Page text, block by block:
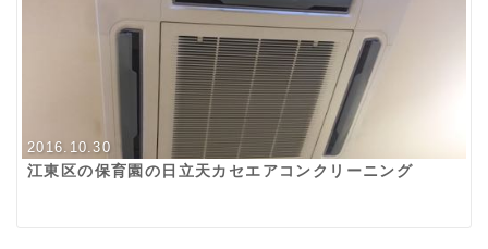
2016.10.30
江東区の保育園の日立天カセエアコンクリーニング